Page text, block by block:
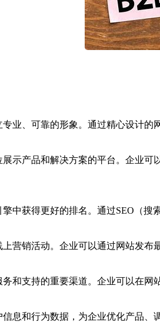
业、可靠的形象。通过精心设计
示产品和解决方案的平台。企业
中获得更好的排名。通过SEO（搜
营销活动。企业可以通过网站发布
和支持的重要渠道。企业可以在网
息和行为数据，为企业优化产品、